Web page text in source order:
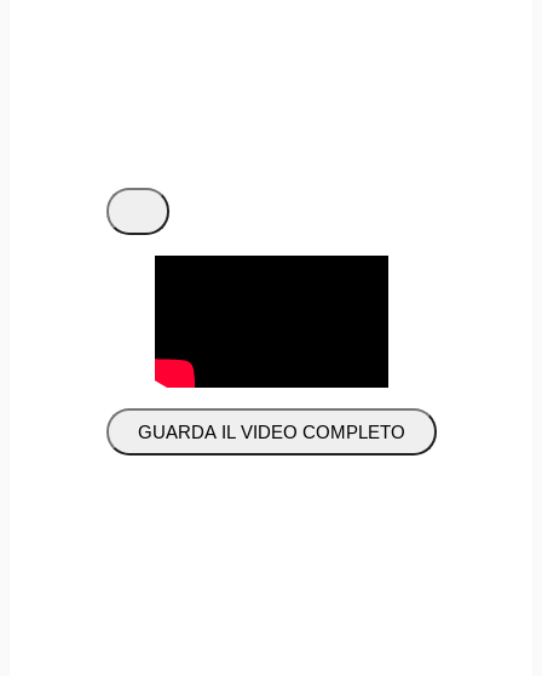
GUARDA IL VIDEO COMPLETO